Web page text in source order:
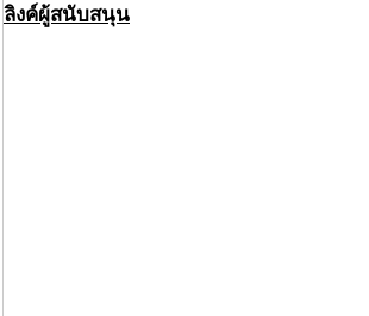
ลิงค์ผู้สนับสนุน